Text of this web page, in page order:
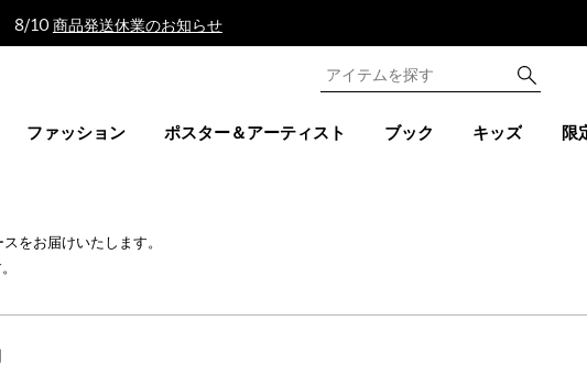
8/10 商品発送休業のお知らせ
ファッション ポスター＆アーティスト ブック キッズ 限
をお届けいたします。